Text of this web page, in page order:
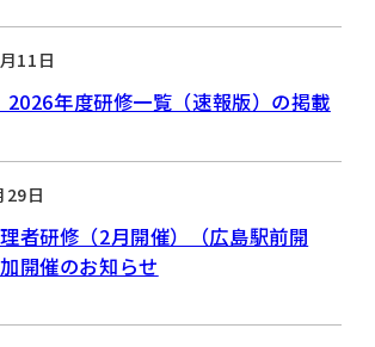
11日
2026年度研修一覧（速報版）の掲載
29日
理者研修（2月開催）（広島駅前開
開催のお知らせ